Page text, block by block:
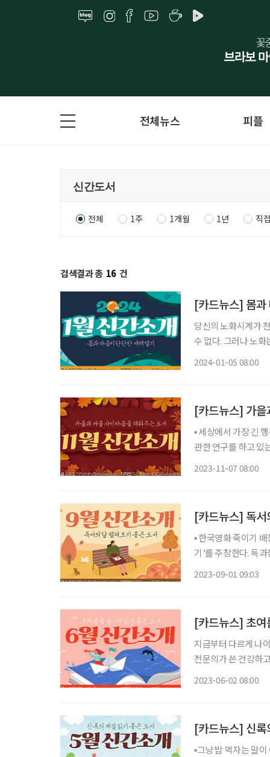
전체뉴스 피플
전체 1주 1개월 1년 직
검색결과 총 16 건
[카드뉴스] 몸과
당신의 노화시계가
수 없다. 그러나 노
2024-01-05 08:00
[카드뉴스] 가을
▪ 세상에서 가장 긴 행복 탐구 보고서 로버트 월딩거&마크 슐츠·비즈니스북스 85년간 행복에
관한 연구를 하고 있
2023-11-07 08:00
[카드뉴스] 독서
▪ 한국영화 죽이기
기’를 주창한다. 독
2023-09-01 09:03
[카드뉴스] 초여
지금부터 다르게 나이 들 수
전문의가 쓴 건강하
2023-06-02 08:00
[카드뉴스] 신록
▪그냥 밥 먹자는 말